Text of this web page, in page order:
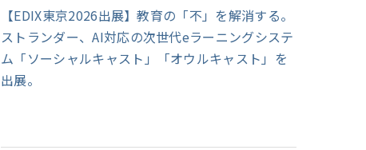
【EDIX東京2026出展】教育の「不」を解消する。
ストランダー、AI対応の次世代eラーニングシステ
ム「ソーシャルキャスト」「オウルキャスト」を
出展。